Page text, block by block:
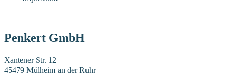
Penkert GmbH
Xantener Str. 12
45479 Mülheim an der Ruhr